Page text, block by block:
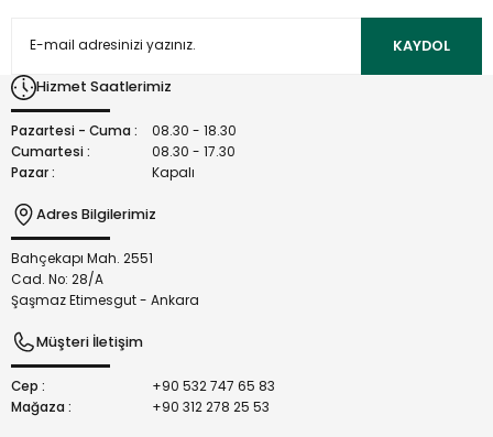
Ürün açıklamasında eksik bilgiler bulunuyor.
Bu ürüne benzer farklı alternatifler olmalı.
KAYDOL
Hizmet Saatlerimiz
Pazartesi - Cuma :
08.30 - 18.30
Cumartesi :
08.30 - 17.30
Pazar :
Kapalı
Adres Bilgilerimiz
Bahçekapı Mah. 2551
Cad. No: 28/A
Şaşmaz Etimesgut - Ankara
Müşteri İletişim
Cep :
+90 532 747 65 83
Mağaza :
+90 312 278 25 53